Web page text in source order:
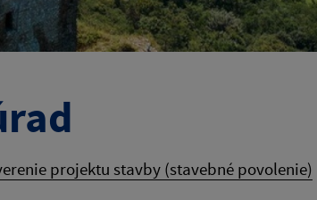
projektu stavby (stavebné povolenie)